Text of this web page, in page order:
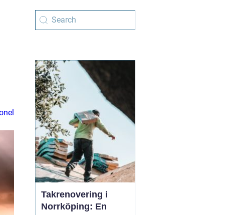
Takrenovering i
Norrköping: En